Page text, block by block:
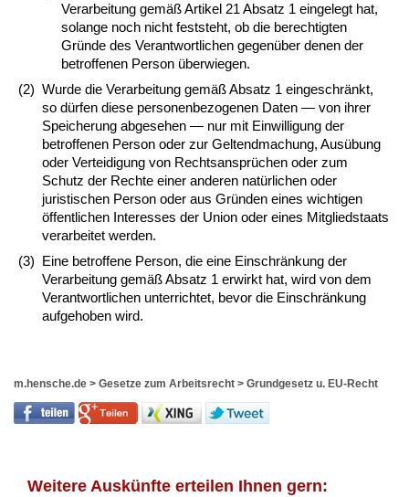
Verarbeitung gemäß Artikel 21 Absatz 1 eingelegt hat,
solange noch nicht feststeht, ob die berechtigten
Gründe des Verantwortlichen gegenüber denen der
betroffenen Person überwiegen.
(2) Wurde die Verarbeitung gemäß Absatz 1 eingeschränkt,
so dürfen diese personenbezogenen Daten — von ihrer
Speicherung abgesehen — nur mit Einwilligung der
betroffenen Person oder zur Geltendmachung, Ausübung
oder Verteidigung von Rechtsansprüchen oder zum
Schutz der Rechte einer anderen natürlichen oder
juristischen Person oder aus Gründen eines wichtigen
öffentlichen Interesses der Union oder eines Mitgliedstaats
verarbeitet werden.
(3) Eine betroffene Person, die eine Einschränkung der
Verarbeitung gemäß Absatz 1 erwirkt hat, wird von dem
Verantwortlichen unterrichtet, bevor die Einschränkung
aufgehoben wird.
m.hensche.de > Gesetze zum Arbeitsrecht > Grundgesetz u. EU-Recht
Weitere Auskünfte erteilen Ihnen gern: